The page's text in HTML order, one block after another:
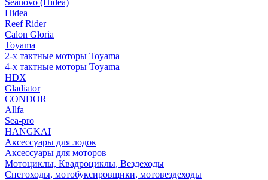
Seanovo (Hidea)
Hidea
Reef Rider
Calon Gloria
Toyama
2-х тактные моторы Toyama
4-х тактные моторы Toyama
HDX
Gladiator
CONDOR
Allfa
Sea-pro
HANGKAI
Аксессуары для лодок
Аксессуары для моторов
Мотоциклы, Квадроциклы, Вездеходы
Снегоходы, мотобуксировщики, мотовездеходы